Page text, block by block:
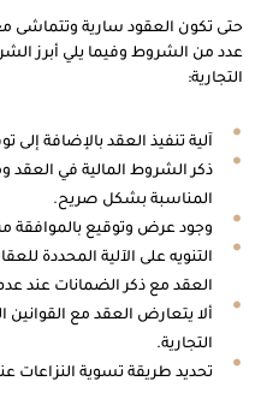
حتى تكون العقود سارية وتتماشى مع
عدد من الشروط وفيما يلي أبرز
التجارية:
آلية تنفيذ العقد بالإضافة إلى
ذكر الشروط المالية في العقد
المناسبة بشكل صريح.
وجود عرض وتوقيع بالموافقة
التنويه على الآلية المحددة
العقد مع ذكر الضمانات عند
ألا يتعارض العقد مع القوانين
التجارية.
تحديد طريقة تسوية النزاعات